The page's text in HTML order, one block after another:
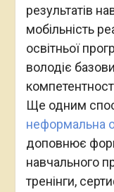
результатів
мобільність
освітньої
володіє
Ще одним
неформальна
доповнює
навчального
тренінги,